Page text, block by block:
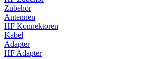
Zubehör
Antennen
HF Konnektoren
Kabel
Adapter
HF Adapter